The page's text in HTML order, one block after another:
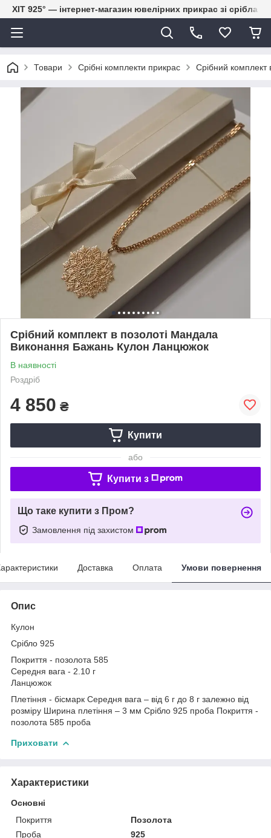
ХІТ 925° — інтернет-магазин ювелірних прикрас зі срібла
Товари Срібні комплекти прикрас Срібний
Срібний комплект в позолоті Мандала
Виконання Бажань Кулон Ланцюжок
В наявності
Роздріб
4 850 ₴
Купити
або
Купити з
Що таке купити з Пром?
Замовлення під захистом
Доставка Оплата Умови повернення
Опис
Кулон
Срібло 925
Покриття - позолота 585
Середня вага - 2.10 г
Ланцюжок
Плетіння - бісмарк Середня вага – від 6 г до 8 г залежно від
розміру Ширина плетіння – 3 мм Срібло 925 проба Покриття -
позолота 585 проба
Приховати
Характеристики
Основні
Покриття
Позолота
Проба
925